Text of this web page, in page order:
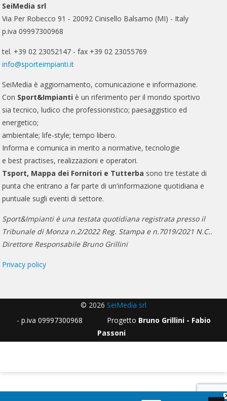
SeiMedia srl
Via Per Robecco 91 - 20092 Cinisello Balsamo (MI) - Italy
p.iva 09997300968
tel. +39 02 23052147 - fax +39 02 23055769
info@sporteimpianti.it
SeiMedia è aggiornamento, comunicazione e informazione.
Con Sport&Impianti è un riferimento per il mondo sportivo
sia tecnico, ludico che professionistico; paesaggistico ed
energetico;
ambientale; life-style; tempo libero.
Informa e comunica in merito a normative, tecnologie
e best practises, realizzazioni e operatori.
Tsport, Mappa dei Fornitori e Tutterba sono tre testate di
punta che entrano a far parte di un'informazione quotidiana e
puntuale sugli eventi di settore.
Sport&Impianti è una testata quotidiana registrata presso il
Tribunale di Monza n.2/2022 Reg. Stampa e n.7019/2021 N.C..
Direttore Responsabile Bruno Grillini
Privacy policy
© 2026 SeiMedia srl
- p.iva 09997300968 Progetto Bruno Grillini - Fabio
Passoni